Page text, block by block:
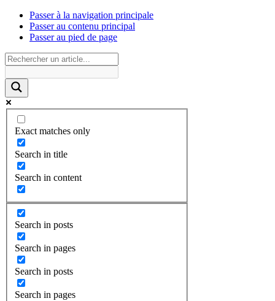
Passer à la navigation principale
Passer au contenu principal
Passer au pied de page
Exact matches only
Search in title
Search in content
Search in posts
Search in pages
Search in posts
Search in pages